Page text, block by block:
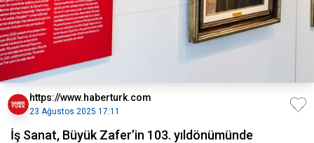
https://www.haberturk.com
23 Ağustos 2025 17:11
İş Sanat, Büyük Zafer’in 103. yıldönümünde